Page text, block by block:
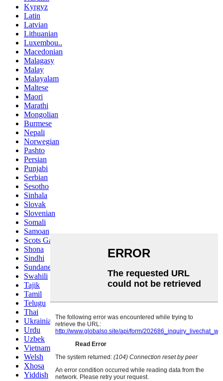
Kyrgyz
Latin
Latvian
Lithuanian
Luxembou..
Macedonian
Malagasy
Malay
Malayalam
Maltese
Maori
Marathi
Mongolian
Burmese
Nepali
Norwegian
Pashto
Persian
Punjabi
Serbian
Sesotho
Sinhala
Slovak
Slovenian
Somali
Samoan
Scots Gaelic
Shona
Sindhi
Sundanese
Swahili
Tajik
Tamil
Telugu
Thai
Ukrainian
Urdu
Uzbek
Vietnamese
Welsh
Xhosa
Yiddish